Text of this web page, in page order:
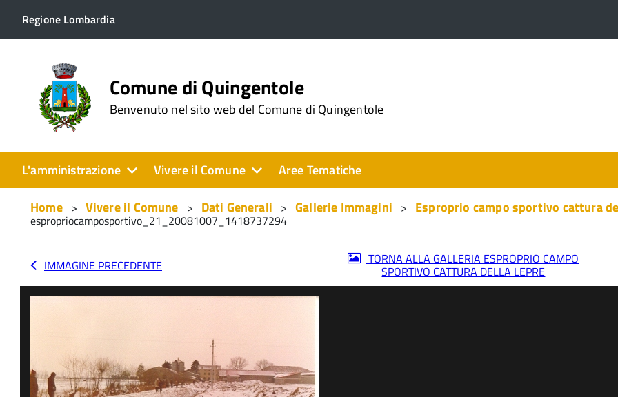
Regione Lombardia
Comune di Quingentole
Benvenuto nel sito web del Comune di Quingentole
L'amministrazione Vivere il Comune
Aree Tematiche
Home
Vivere il Comune Dati Generali Gallerie Immagini Esproprio campo sportivo cattura
espropriocamposportivo_21_20081007_1418737294
IMMAGINE PRECEDENTE TORNA ALLA GALLERIA ESPROPRIO CAMPO
SPORTIVO CATTURA DELLA LEPRE